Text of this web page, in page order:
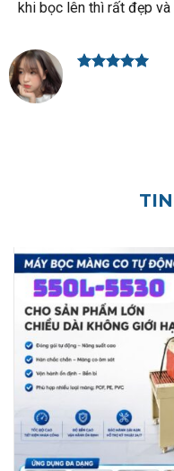
khi bọc lên thì rất đẹp